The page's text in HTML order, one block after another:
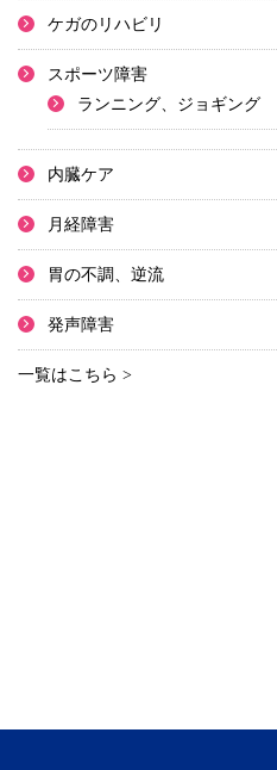
ケガのリハビリ
スポーツ障害
ランニング、ジョギング
内臓ケア
月経障害
胃の不調、逆流
発声障害
一覧はこちら >